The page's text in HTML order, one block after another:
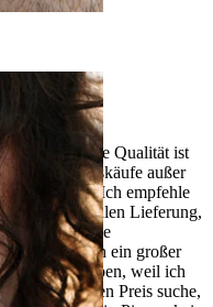
wollte, und die Qualität ist
Piercingskäufe außer
kaufen. Ich empfehle
sehr schnellen Lieferung,
dass wir eine
wirklich ein großer
zu haben, weil ich
angemessenen Preis suche,